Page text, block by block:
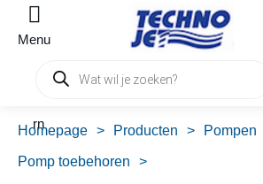
Menu
Producten
zoeken
rn
Homepage > Producten > Pompen
Pomp toebehoren >